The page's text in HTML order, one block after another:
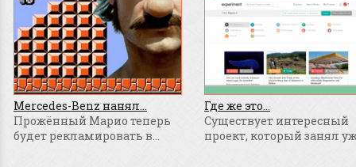
Mercedes-Benz нанял...
Прожённый Марио теперь
будет рекламировать в...
Где же это...
Существует интересный
проект, который занял